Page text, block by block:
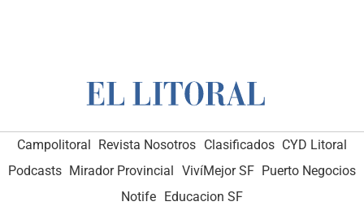
Campolitoral Revista Nosotros Clasificados CYD Litoral
Podcasts Mirador Provincial VivíMejor SF Puerto Negocios
Notife Educacion SF